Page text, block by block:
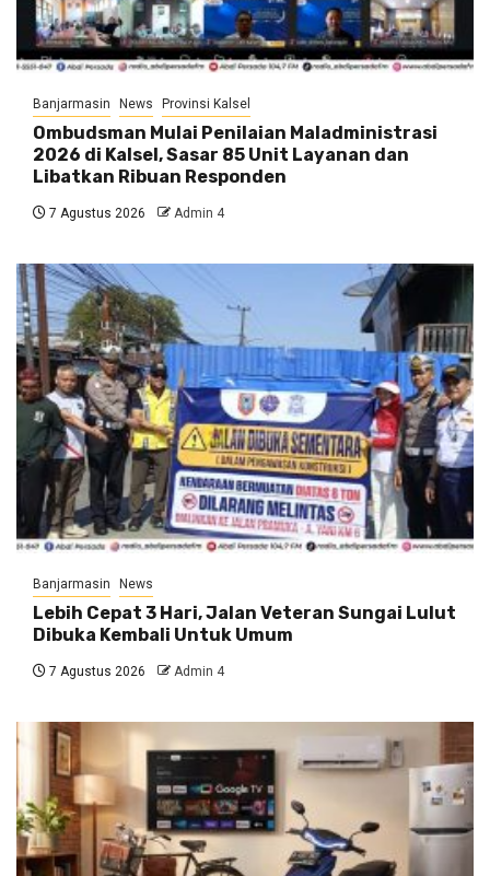
Banjarmasin News Provinsi Kalsel
Ombudsman Mulai Penilaian Maladministrasi
2026 di Kalsel, Sasar 85 Unit Layanan dan
Libatkan Ribuan Responden
7 Agustus 2026 Admin 4
Banjarmasin News
Lebih Cepat 3 Hari, Jalan Veteran Sungai Lulut
Dibuka Kembali Untuk Umum
7 Agustus 2026 Admin 4